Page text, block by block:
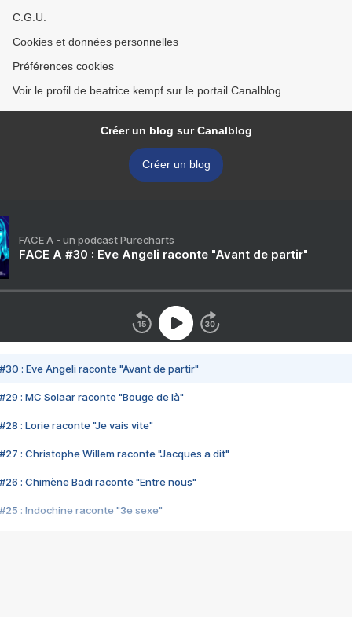
C.G.U.
Cookies et données personnelles
Préférences cookies
Voir le profil de beatrice kempf sur le portail Canalblog
Créer un blog sur Canalblog
Créer un blog
FACE A - un podcast Purecharts
FACE A #30 : Eve Angeli raconte "Avant de partir"
#30 : Eve Angeli raconte "Avant de partir"
#29 : MC Solaar raconte "Bouge de là"
#28 : Lorie raconte "Je vais vite"
#27 : Christophe Willem raconte "Jacques a dit"
#26 : Chimène Badi raconte "Entre nous"
#25 : Indochine raconte "3e sexe"